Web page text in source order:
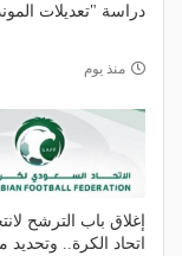
دراسة "تعديلات
منذ يوم
إغلاق باب الترشح
اتحاد الكرة.. وتحديد